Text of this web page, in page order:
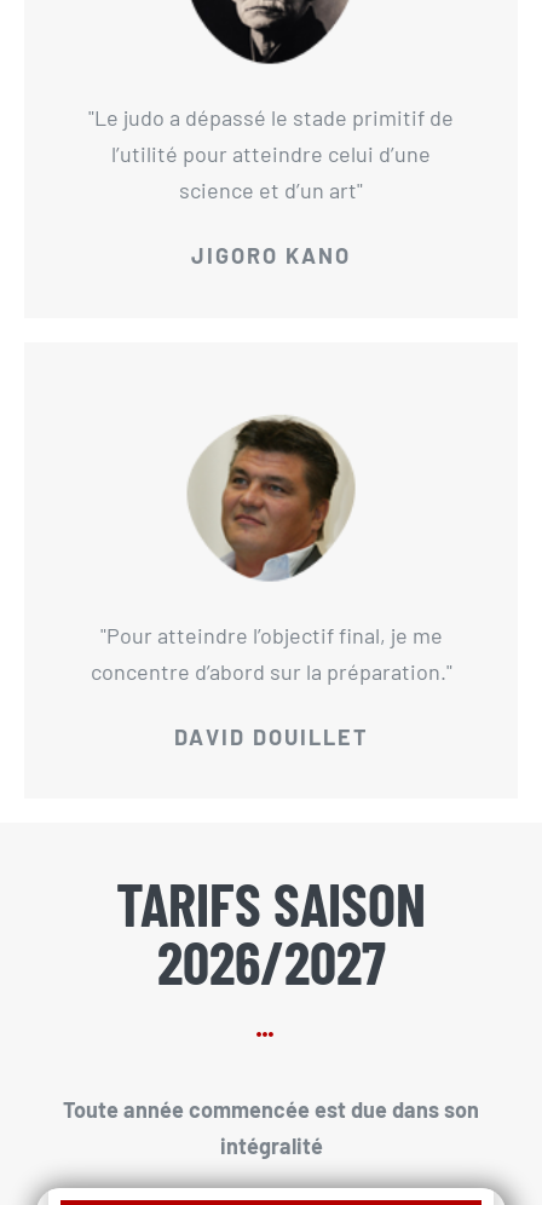
Le judo a dépassé le stade primitif de
l’utilité pour atteindre celui d’une
science et d’un art
JIGORO KANO
Pour atteindre l’objectif final, je me
concentre d’abord sur la préparation.
DAVID DOUILLET
TARIFS SAISON
2026/2027
Toute année commencée est due dans son
intégralité